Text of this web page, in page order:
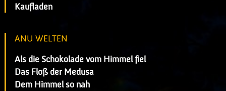
Kaufladen
ANU WELTEN
Als die Schokolade vom Himmel fiel
Das Floß der Medusa
Dem Himmel so nah